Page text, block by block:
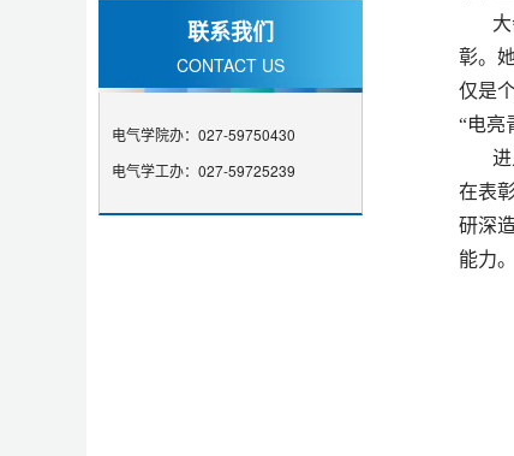
联系我们
CONTACT US
电气学院办：027-59750430
电气学工办：027-59725239
彰。
仅是
“电亮
在表
研深
能力。